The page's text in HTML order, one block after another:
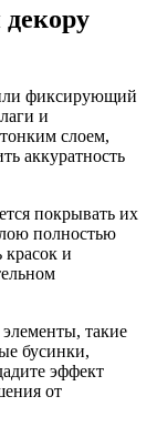
фиксирующий
и
слоем,
аккуратность
покрывать их
полностью
красок и
такие
бусинки,
эффект
от